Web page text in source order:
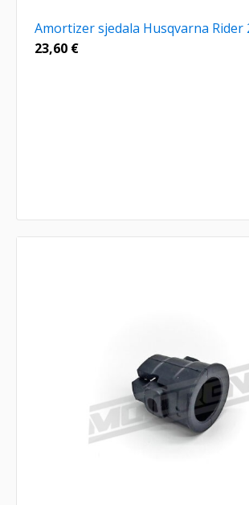
Amortizer sjedala Husqvarna Rider
23,60 €